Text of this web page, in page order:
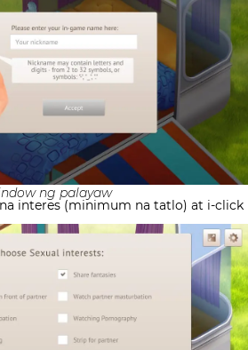
ng palayaw
interes (minimum na tatlo) at i-click